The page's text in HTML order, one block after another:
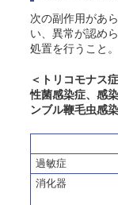
次の副作用があ
い、異常が認め
処置を行うこと。
＜トリコモナス
性菌感染症、感
ンブル鞭毛虫感
過敏症
消化器